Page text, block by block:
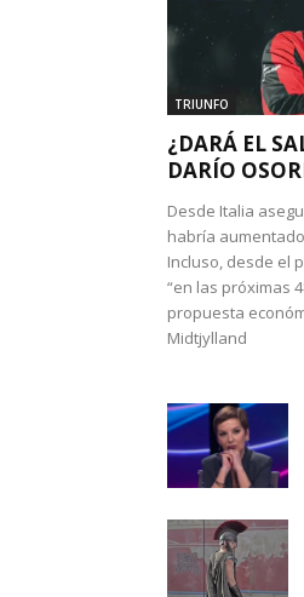
TRIUNFO
¿DARÁ EL
DARÍO
Desde Italia
habría
Incluso, desde el
“en las próximas
propuesta
Midtjylland